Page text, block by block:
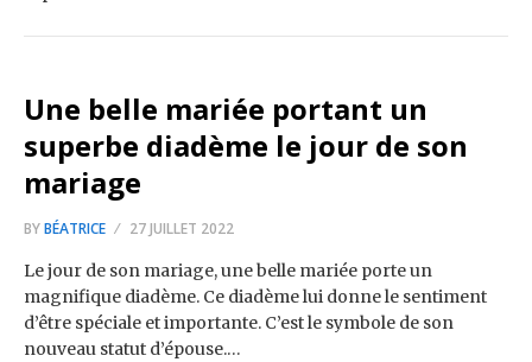
Une belle mariée portant un
superbe diadème le jour de son
mariage
BYBÉATRICE 27 JUILLET 2022
Le jour de son mariage, une belle mariée porte un
magnifique diadème. Ce diadème lui donne le sentiment
d’être spéciale et importante. C’est le symbole de son
nouveau statut d’épouse.…